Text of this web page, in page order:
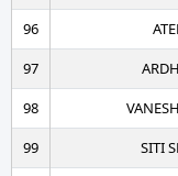
96
97
98
99
SITI